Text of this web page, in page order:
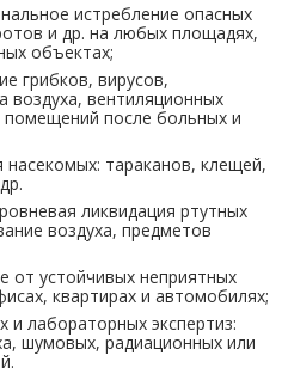
истребление опасных
и др. на любых площадях,
объектах;
грибков, вирусов,
воздуха, вентиляционных
после больных и
насекомых: тараканов, клещей,
ликвидация ртутных
воздуха, предметов
от устойчивых неприятных
квартирах и автомобилях;
и лабораторных экспертиз:
шумовых, радиационных или